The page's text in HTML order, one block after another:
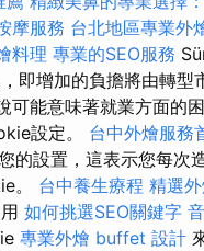
摩服務 台北地區專業外
料理 專業的SEO服務
即增加的負擔將由轉型
可能意味著就業方面的
設定。 台中外燴服務
的設置，這表示您每次
。 台中養生療程 精選
如何挑選SEO關鍵字
專業外燴 buffet 設計